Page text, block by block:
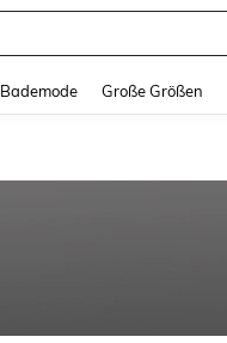
Bademode Große Größen